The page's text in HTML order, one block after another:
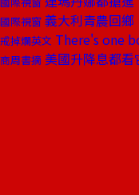
國際視窗 義大利青農回
戒掉爛英文 There's one
商周書摘 美國升降息都看